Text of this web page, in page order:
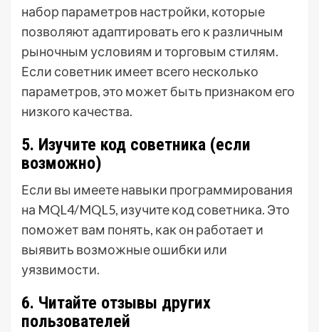
набор параметров настройки, которые
позволяют адаптировать его к различным
рыночным условиям и торговым стилям.
Если советник имеет всего несколько
параметров, это может быть признаком его
низкого качества.
5. Изучите код советника (если
возможно)
Если вы имеете навыки программирования
на MQL4/MQL5, изучите код советника. Это
поможет вам понять, как он работает и
выявить возможные ошибки или
уязвимости.
6. Читайте отзывы других
пользователей